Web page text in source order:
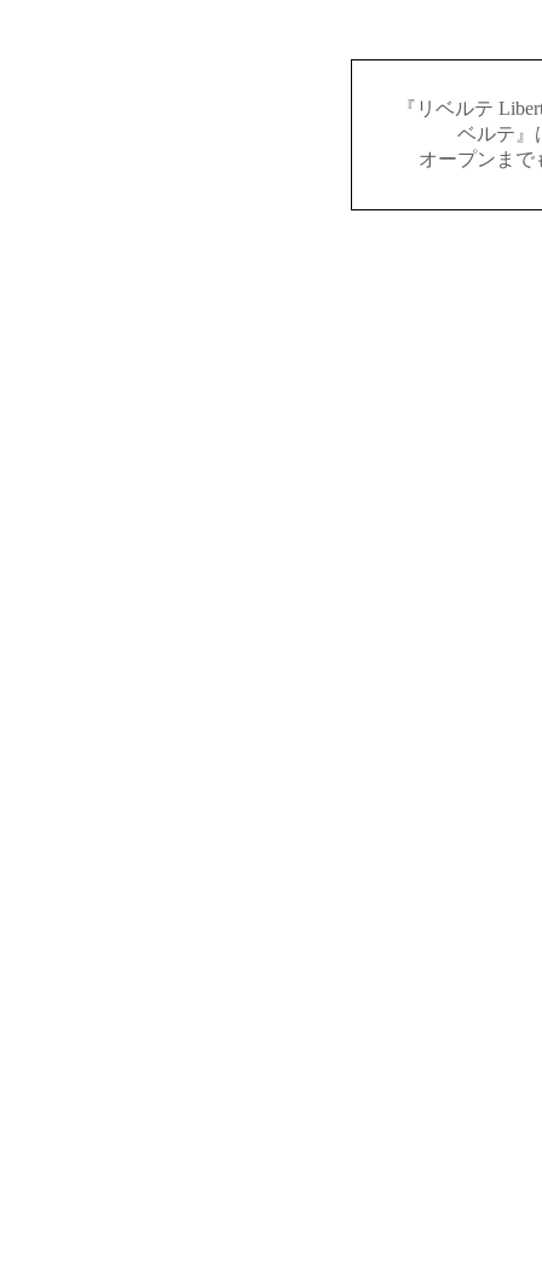
『リベルテ
ベルテ』
オープンまで